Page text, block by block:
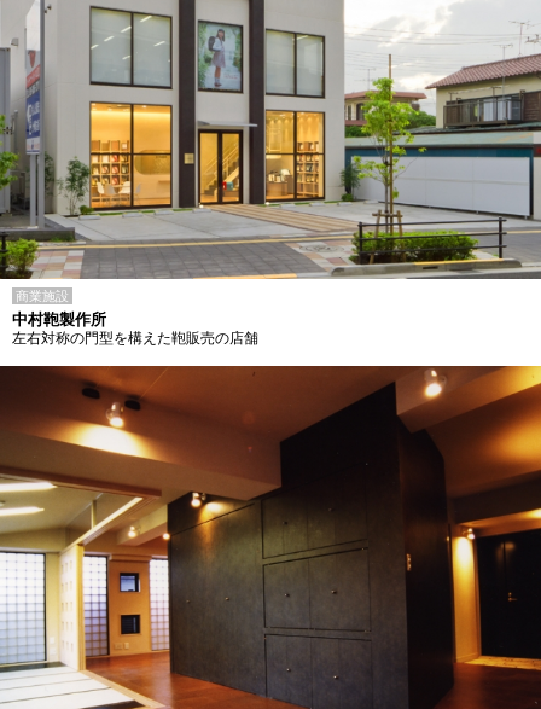
商業施設
中村鞄製作所
左右対称の門型を構えた鞄販売の店舗